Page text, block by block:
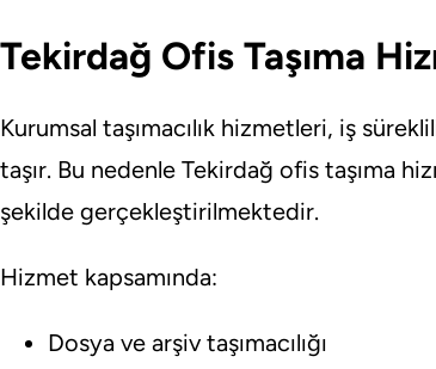
Tekirdağ Ofis Taşıma
Kurumsal taşımacılık hizmetleri, iş
taşır. Bu nedenle Tekirdağ ofis taşıma
şekilde gerçekleştirilmektedir.
Hizmet kapsamında:
Dosya ve arşiv taşımacılığı